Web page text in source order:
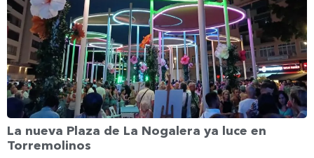
La nueva Plaza de La Nogalera ya luce en
Torremolinos